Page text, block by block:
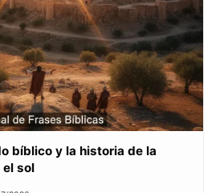
bíblico y la historia de la
sol